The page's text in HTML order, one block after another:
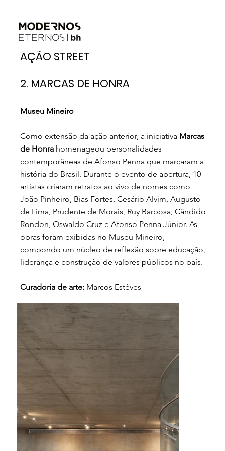
AÇÃO STREET
2. MARCAS DE HONRA
Museu Mineiro
Como extensão da ação anterior, a iniciativa Marcas
de Honrahomenageou personalidades
contemporâneas de Afonso Penna que marcaram a
história do Brasil. Durante o evento de abertura, 10
artistas criaram retratos ao vivo de nomes como
João Pinheiro, Bias Fortes, Cesário Alvim, Augusto
de Lima, Prudente de Morais, Ruy Barbosa, Cândido
Rondon, Oswaldo Cruz e Afonso Penna Júnior. As
obras foram exibidas no Museu Mineiro,
compondo um núcleo de reflexão sobre educação,
liderança e construção de valores públicos no país.
Curadoria de arte:Marcos Estêves